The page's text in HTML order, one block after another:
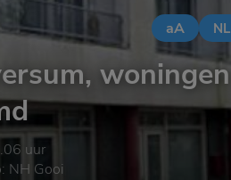
aA NL
woningen
uur
NH Gooi